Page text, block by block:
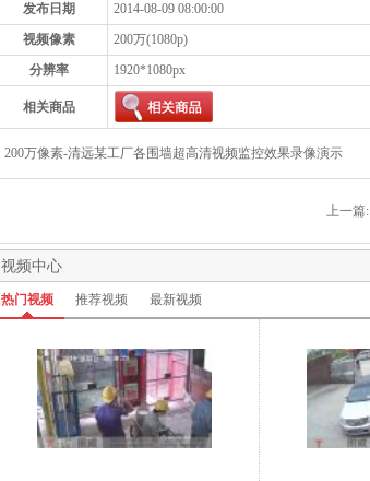
发布日期
2014-08-09 08:00:00
视频像素
200万(1080p)
分辨率
1920*1080px
相关商品
200万像素-清远某工厂各围墙超高清视频监控效果录像演示
上一篇:
视频中心
热门视频 推荐视频 最新视频